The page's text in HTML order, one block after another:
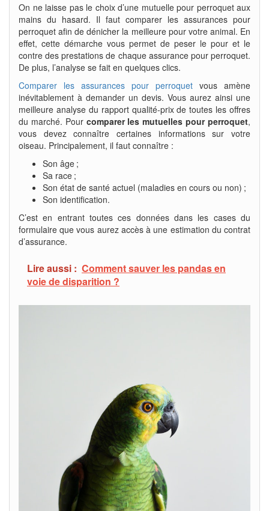
On ne laisse pas le choix d’une mutuelle pour perroquet aux
mains du hasard. Il faut comparer les assurances pour
perroquet afin de dénicher la meilleure pour votre animal. En
effet, cette démarche vous permet de peser le pour et le
contre des prestations de chaque assurance pour perroquet.
De plus, l’analyse se fait en quelques clics.
Comparer les assurances pour perroquet vous amène
inévitablement à demander un devis. Vous aurez ainsi une
meilleure analyse du rapport qualité-prix de toutes les offres
du marché. Pour comparer les mutuelles pour perroquet,
vous devez connaître certaines informations sur votre
oiseau. Principalement, il faut connaître :
Son âge ;
Sa race ;
Son état de santé actuel (maladies en cours ou non) ;
Son identification.
C’est en entrant toutes ces données dans les cases du
formulaire que vous aurez accès à une estimation du contrat
d’assurance.
Lire aussi : Comment sauver les pandas en
voie de disparition ?